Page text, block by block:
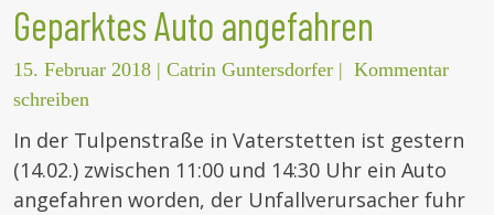
Geparktes Auto angefahren
15. Februar 2018 | Catrin Guntersdorfer | Kommentar
schreiben
In der Tulpenstraße in Vaterstetten ist gestern
(14.02.) zwischen 11:00 und 14:30 Uhr ein Auto
angefahren worden, der Unfallverursacher fuhr